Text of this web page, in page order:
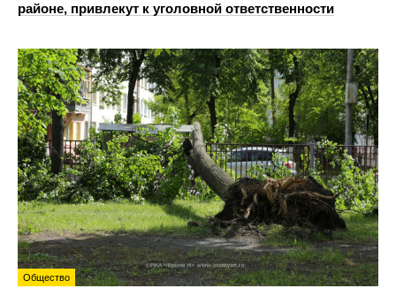
районе, привлекут к уголовной ответственности
Общество